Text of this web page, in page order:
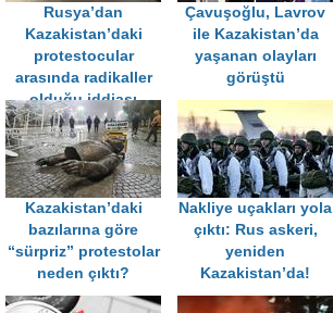
Rusya’dan
Kazakistan’daki
protestocular
arasında radikaller
olduğu iddiası
Çavuşoğlu, Lavrov
ile Kazakistan’da
yaşanan olayları
görüştü
Kazakistan’daki
bazılarına göre
“sürpriz” protestolar
neden çıktı?
Nakliye uçakları yola
çıktı: Rus askeri,
yeniden
Kazakistan’da!